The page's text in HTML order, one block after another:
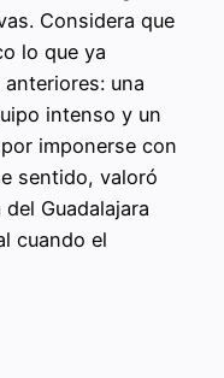
Considera que
lo que ya
una
intenso y un
imponerse con
sentido, valoró
Guadalajara
cuando el